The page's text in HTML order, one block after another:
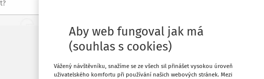
Aby web fungoval jak má
(souhlas s cookies)
Vážený návštěvníku, snažíme se ze všech sil přinášet vysokou úroveň
uživatelského komfortu při používání našich webových stránek. Mezi